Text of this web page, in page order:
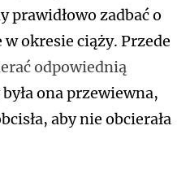
prawidłowo zadbać o
okresie ciąży. Przede
odpowiednią
ona przewiewna,
aby nie obcierała